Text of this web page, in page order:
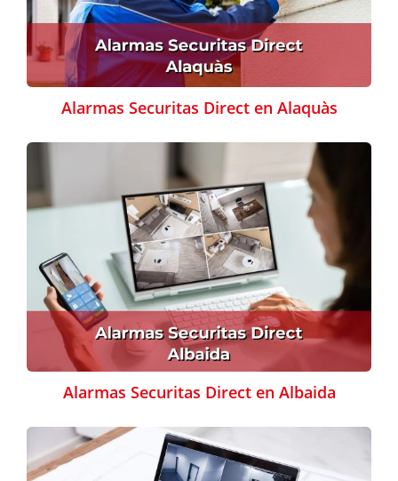
Alarmas Securitas Direct en Alaquàs
Alarmas Securitas Direct en Albaida